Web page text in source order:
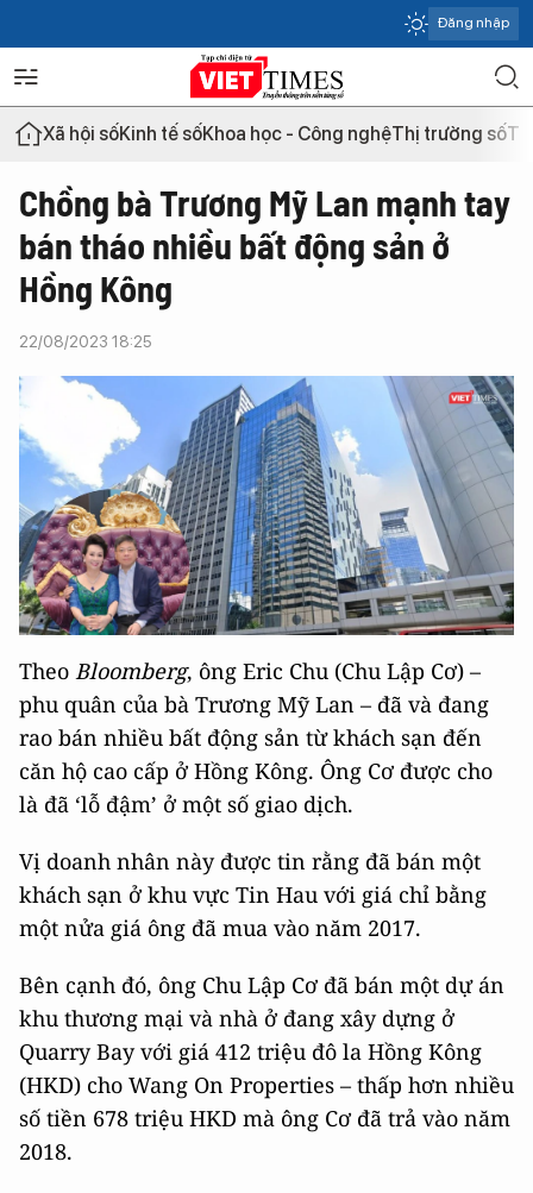
Đăng nhập
Xã hội sốKinh tế sốKhoa học - Công nghệThị trường số
Chồng bà Trương Mỹ Lan mạnh tay
bán tháo nhiều bất động sản ở
Hồng Kông
22/08/2023 18:25
Theo Bloomberg, ông Eric Chu (Chu Lập Cơ) –
phu quân của bà Trương Mỹ Lan – đã và đang
rao bán nhiều bất động sản từ khách sạn đến
căn hộ cao cấp ở Hồng Kông. Ông Cơ được cho
là đã ‘lỗ đậm’ ở một số giao dịch.
Vị doanh nhân này được tin rằng đã bán một
khách sạn ở khu vực Tin Hau với giá chỉ bằng
một nửa giá ông đã mua vào năm 2017.
Bên cạnh đó, ông Chu Lập Cơ đã bán một dự án
khu thương mại và nhà ở đang xây dựng ở
Quarry Bay với giá 412 triệu đô la Hồng Kông
(HKD) cho Wang On Properties – thấp hơn nhiều
số tiền 678 triệu HKD mà ông Cơ đã trả vào năm
2018.